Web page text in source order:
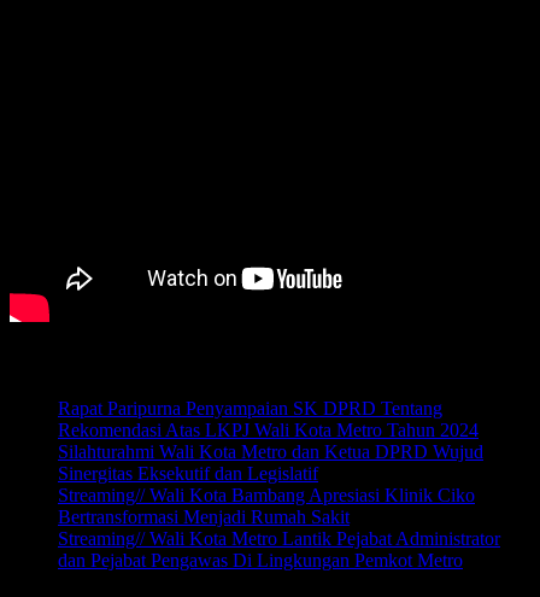
Rapat Paripurna Penyampaian SK DPRD Tentang
Rekomendasi Atas LKPJ Wali Kota Metro Tahun 2024
Silahturahmi Wali Kota Metro dan Ketua DPRD Wujud
Sinergitas Eksekutif dan Legislatif
Streaming// Wali Kota Bambang Apresiasi Klinik Ciko
Bertransformasi Menjadi Rumah Sakit
Streaming// Wali Kota Metro Lantik Pejabat Administrator
dan Pejabat Pengawas Di Lingkungan Pemkot Metro